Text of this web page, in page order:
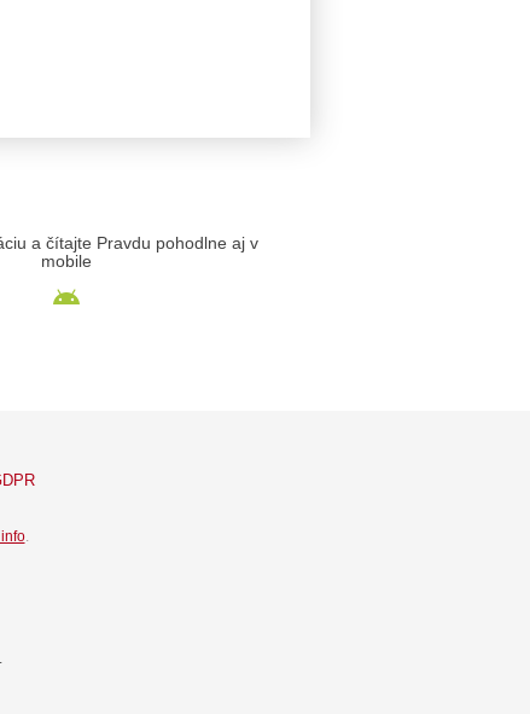
a čítajte Pravdu pohodlne aj v
mobile
.
.